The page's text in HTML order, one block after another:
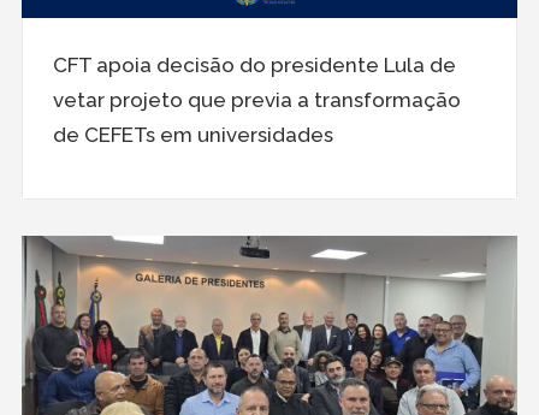
CFT apoia decisão do presidente Lula de
vetar projeto que previa a transformação
de CEFETs em universidades